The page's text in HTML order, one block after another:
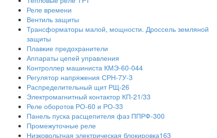
Реле времени
Вентиль защиты
Трансформаторы малой, мощности. Дроссель земляной
защиты
Плавкие предохранители
Аппараты цепей управления
Контроллер машиниста КМЭ-60-044
Регулятор напряжения СРН-7У-3
Распределительный щит РЩ-26
Электромагнитный контактор КП-21/33
Реле оборотов РО-60 и РО-33
Панель пуска расщепителя фаз ППРФ-300
Промежуточные реле
Низковольтная электрическая блокировка163